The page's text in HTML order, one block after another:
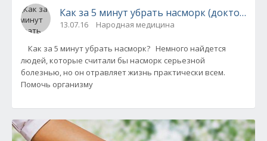
Как за 5 минут убрать насморк (доктор Лю)
13.07.16 Народная медицина
Как за 5 минут убрать насморк? Немного найдется
людей, которые считали бы насморк серьезной
болезнью, но он отравляет жизнь практически всем.
Помочь организму